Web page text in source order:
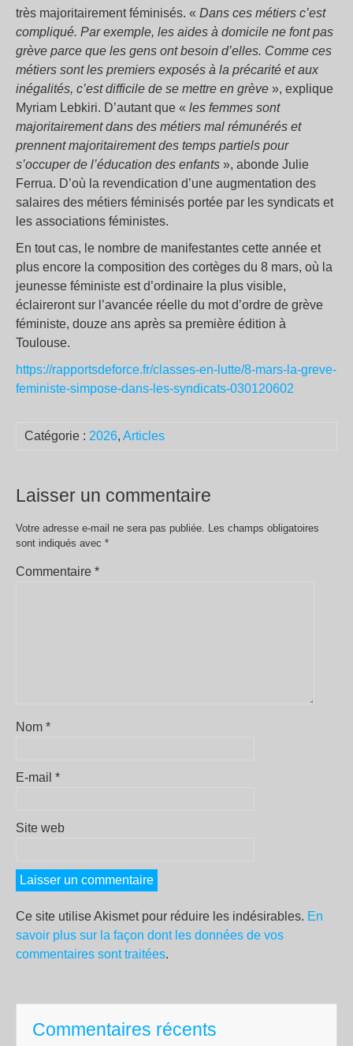
très majoritairement féminisés. « Dans ces métiers c’est
compliqué. Par exemple, les aides à domicile ne font pas
grève parce que les gens ont besoin d’elles. Comme ces
métiers sont les premiers exposés à la précarité et aux
inégalités, c’est difficile de se mettre en grève », explique
Myriam Lebkiri. D’autant que « les femmes sont
majoritairement dans des métiers mal rémunérés et
prennent majoritairement des temps partiels pour
s’occuper de l’éducation des enfants », abonde Julie
Ferrua. D’où la revendication d’une augmentation des
salaires des métiers féminisés portée par les syndicats et
les associations féministes.
En tout cas, le nombre de manifestantes cette année et
plus encore la composition des cortèges du 8 mars, où la
jeunesse féministe est d’ordinaire la plus visible,
éclaireront sur l’avancée réelle du mot d’ordre de grève
féministe, douze ans après sa première édition à
Toulouse.
https://rapportsdeforce.fr/classes-en-lutte/8-mars-la-greve-
feministe-simpose-dans-les-syndicats-030120602
Catégorie : 2026, Articles
Laisser un commentaire
Votre adresse e-mail ne sera pas publiée. Les champs obligatoires
sont indiqués avec *
Commentaire *
Nom *
E-mail *
Site web
Ce site utilise Akismet pour réduire les indésirables. En
savoir plus sur la façon dont les données de vos
commentaires sont traitées.
Commentaires récents